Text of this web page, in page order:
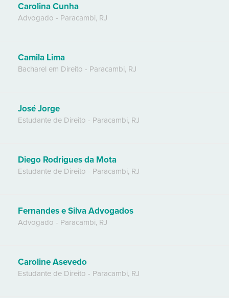
Carolina Cunha
Advogado - Paracambi, RJ
Camila Lima
Bacharel em Direito - Paracambi, RJ
José Jorge
Estudante de Direito - Paracambi, RJ
Diego Rodrigues da Mota
Estudante de Direito - Paracambi, RJ
Fernandes e Silva Advogados
Advogado - Paracambi, RJ
Caroline Asevedo
Estudante de Direito - Paracambi, RJ